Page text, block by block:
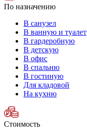
По назначению
В санузел
В ванную и туалет
В гардеробную
В детскую
В офис
В спальню
В гостиную
Для кладовой
На кухню
Стоимость